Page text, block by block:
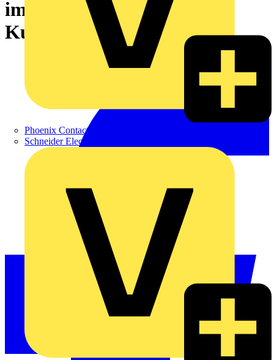
Phoenix Contact
Schneider Electric
im verbauten Zustand,
Kunststoff, achatgrau